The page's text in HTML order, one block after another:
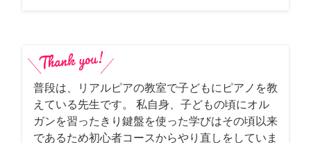
普段は、リアルピアの教室で子どもにピアノを教
えている先生です。 私自身、子どもの頃にオル
ガンを習ったきり鍵盤を使った学びはその頃以来
であるため初心者コースからやり直しをしていま